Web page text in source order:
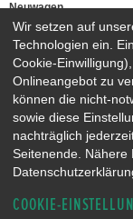
Neuwagen
Honda Neuwagen
Gebrauchtwagen
Honda Gebrauchtwagen
Honda Vorführwagen
Gesamtbestand
NEUWAGENMODELLE
HONDA JAZZ E:HEV
HONDA ZR-V E:HEV
Wir setzen auf
Technologien ein.
Cookie-
Onlineangebot zu
können die nicht-
sowie diese
nachträglich
Seitenende. Nähere
COOKIE-